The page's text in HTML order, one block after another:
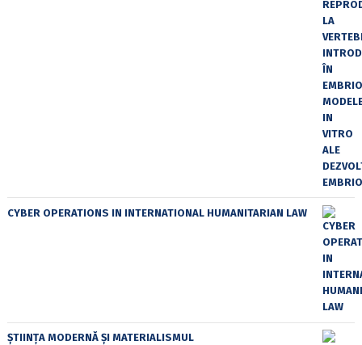
CYBER OPERATIONS IN INTERNATIONAL HUMANITARIAN LAW
ȘTIINȚA MODERNĂ ȘI MATERIALISMUL